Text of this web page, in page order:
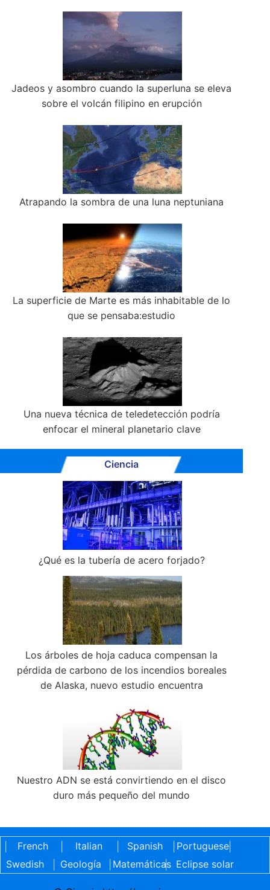
Jadeos y asombro cuando la superluna se eleva
sobre el volcán filipino en erupción
Atrapando la sombra de una luna neptuniana
La superficie de Marte es más inhabitable de lo
que se pensaba:estudio
Una nueva técnica de teledetección podría
enfocar el mineral planetario clave
Ciencia
¿Qué es la tubería de acero forjado?
Los árboles de hoja caduca compensan la
pérdida de carbono de los incendios boreales
de Alaska, nuevo estudio encuentra
Nuestro ADN se está convirtiendo en el disco
duro más pequeño del mundo
French Italian Spanish Portuguese|
Swedish
Geología Matemáticas
| Eclipse solar